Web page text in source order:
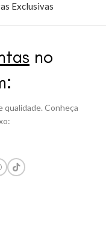
Exclusivas
no
qualidade. Conheça